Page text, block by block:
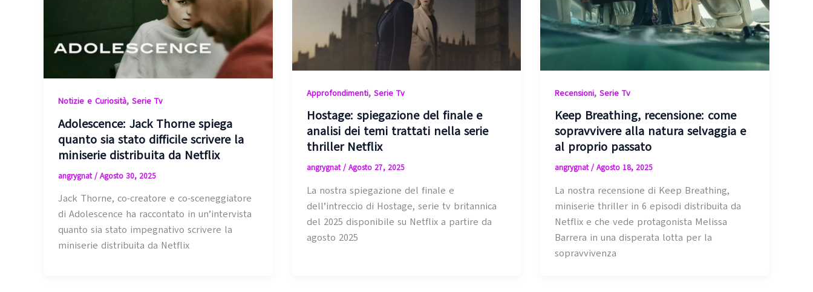
Notizie e Curiosità, Serie Tv
Adolescence: Jack Thorne spiega
quanto sia stato difficile scrivere la
miniserie distribuita da Netflix
angrygnat/ Agosto 30, 2025
Jack Thorne, co-creatore e co-sceneggiatore
di Adolescence ha raccontato in un’intervista
quanto sia stato impegnativo scrivere la
miniserie distribuita da Netflix
Approfondimenti, Serie Tv
Hostage: spiegazione del finale e
analisi dei temi trattati nella serie
thriller Netflix
angrygnat/ Agosto 27, 2025
La nostra spiegazione del finale e
dell’intreccio di Hostage, serie tv britannica
del 2025 disponibile su Netflix a partire da
agosto 2025
Recensioni,Serie Tv
Keep Breathing, recensione: come
sopravvivere alla natura selvaggia e
al proprio passato
angrygnat/Agosto 18, 2025
La nostra recensione di Keep Breathing,
miniserie thriller in 6 episodi distribuita da
Netflix e che vede protagonista Melissa
Barrera in una disperata lotta per la
sopravvivenza